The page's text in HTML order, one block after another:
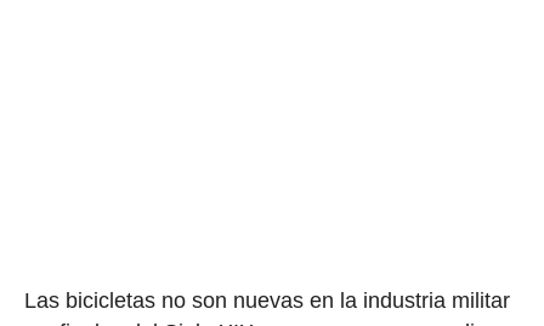
Las bicicletas no son nuevas en la industria militar